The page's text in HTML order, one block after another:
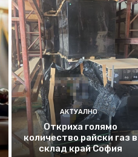
АКТУАЛНО
Откриха голямо
количество райски газ в
склад край София